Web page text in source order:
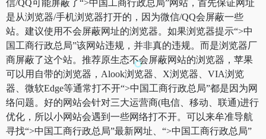
信/QQ可能屏蔽了“>中国工商行政总局”网站，首先保证网址
是从浏览器/手机浏览器打开的，因为微信/QQ会屏蔽一些
站。建议使用不会屏蔽网址的浏览器。如果浏览器提示“>中
国工商行政总局”该网站违规，并非真的违规。而是浏览器厂
商屏蔽了这个站。推荐原生态不会屏蔽网站的浏览器，苹果
可以用自带的浏览器，Alook浏览器、X浏览器、VIA浏览
器、微软Edge等通常打不开“>中国工商行政总局”都是因为网
络问题。好的网站会针对三大运营商(电信、移动、联通)进行
优化，所以小网站会遇到一些网络打不开。可以来牟准导航
寻找“>中国工商行政总局”最新网址、“>中国工商行政总局”